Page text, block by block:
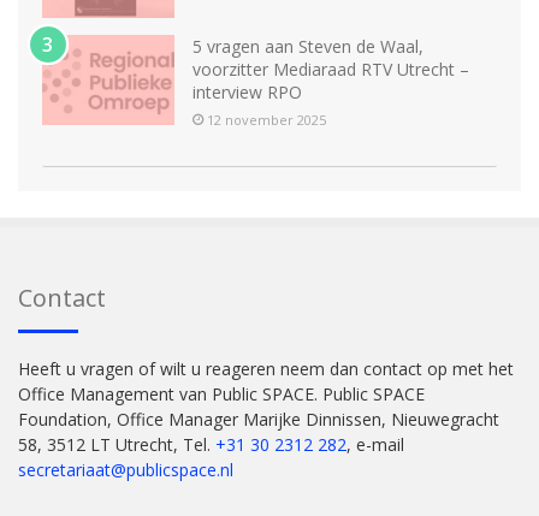
5 vragen aan Steven de Waal,
voorzitter Mediaraad RTV Utrecht –
interview RPO
12 november 2025
Contact
Heeft u vragen of wilt u reageren neem dan contact op met het
Office Management van Public SPACE. Public SPACE
Foundation, Office Manager Marijke Dinnissen, Nieuwegracht
58, 3512 LT Utrecht, Tel. +31 30 2312 282, e-mail
secretariaat@publicspace.nl